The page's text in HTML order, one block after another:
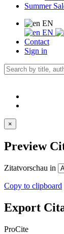
Summer
EN
EN
Contact
Sign in
×
Preview
Zitatvorschau in
Copy to clipboard
Export
ProCite